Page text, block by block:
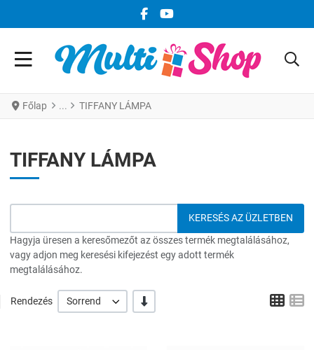
FACEBOOK KÖZÖSSÉGI LINK
YOUTUBE KÖZÖSSÉGI LINK
Főlap TIFFANY LÁMPA
TIFFANY LÁMPA
Hagyja üresen a keresőmezőt az összes termék megtalálásához,
vagy adjon meg keresési kifejezést egy adott termék
megtalálásához.
Rendezés Sorrend -/+ Grid